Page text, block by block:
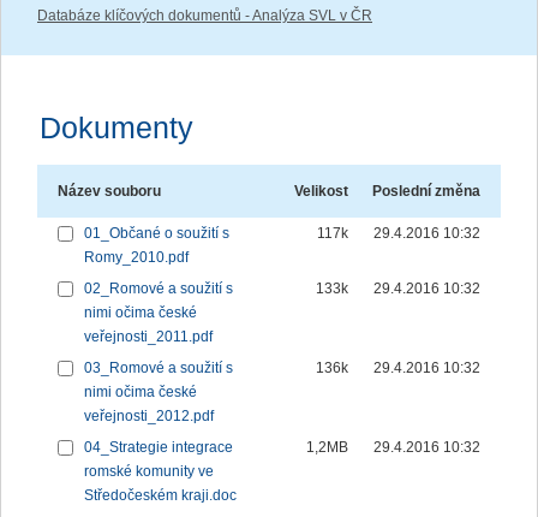
Databáze klíčových dokumentů - Analýza SVL v ČR
Dokumenty
Název souboru Velikost Poslední změna
01_Občané o soužití s
Romy_2010.pdf
117k 29.4.2016 10:32
02_Romové a soužití s
nimi očima české
veřejnosti_2011.pdf
133k 29.4.2016 10:32
03_Romové a soužití s
nimi očima české
veřejnosti_2012.pdf
136k 29.4.2016 10:32
04_Strategie integrace
romské komunity ve
Středočeském kraji.doc
1,2MB 29.4.2016 10:32